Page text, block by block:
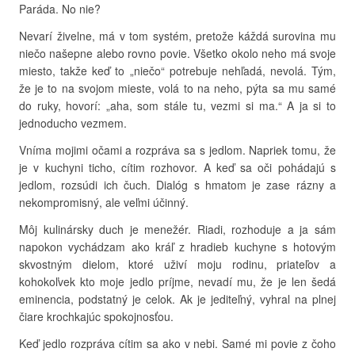
Paráda. No nie?
Nevarí živelne, má v tom systém, pretože káždá surovina mu
niečo našepne alebo rovno povie. Všetko okolo neho má svoje
miesto, takže keď to „niečo“ potrebuje nehľadá, nevolá. Tým,
že je to na svojom mieste, volá to na neho, pýta sa mu samé
do ruky, hovorí: „aha, som stále tu, vezmi si ma.“ A ja si to
jednoducho vezmem.
Vníma mojimi očami a rozpráva sa s jedlom. Napriek tomu, že
je v kuchyni ticho, cítim rozhovor. A keď sa oči pohádajú s
jedlom, rozsúdi ich čuch. Dialóg s hmatom je zase rázny a
nekompromisný, ale veľmi účinný.
Môj kulinársky duch je menežér. Riadi, rozhoduje a ja sám
napokon vychádzam ako kráľ z hradieb kuchyne s hotovým
skvostným dielom, ktoré uživí moju rodinu, priateľov a
kohokoľvek kto moje jedlo príjme, nevadí mu, že je len šedá
eminencia, podstatný je celok. Ak je jediteľný, vyhral na plnej
čiare krochkajúc spokojnosťou.
Keď jedlo rozpráva cítim sa ako v nebi. Samé mi povie z čoho